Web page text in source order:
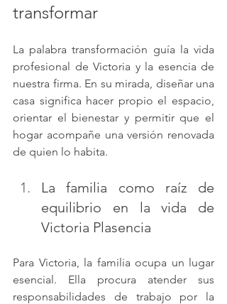
transformar
La palabra transformación guía la vida
profesional de Victoria y la esencia de
nuestra firma. En su mirada, diseñar una
casa significa hacer propio el espacio,
orientar el bienestar y permitir que el
hogar acompañe una versión renovada
de quien lo habita.
La familia como raíz de
equilibrio en la vida de
Victoria Plasencia
Para Victoria, la familia ocupa un lugar
esencial. Ella procura atender sus
responsabilidades de trabajo por la